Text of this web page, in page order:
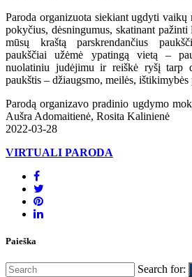
Paroda organizuota siekiant ugdyti vaikų
pokyčius, dėsningumus, skatinant
mūsų kraštą parskrendančius
paukščiai užėmė ypatingą vietą –
nuolatiniu judėjimu ir reiškė ryšį tarp
paukštis – džiaugsmo, meilės, ištikimybės
Parodą organizavo pradinio ugdymo
Aušra Adomaitienė, Rosita Kalinienė
2022-03-28
VIRTUALI PARODA
Paieška
Search for: